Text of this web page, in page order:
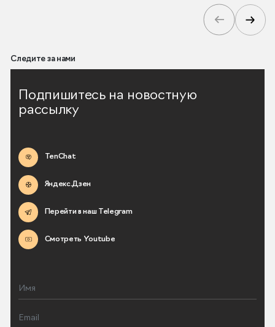
Следите за нами
Подпишитесь на новостную
рассылку
TenChat
Яндекс.Дзен
Перейти в наш Telegram
Смотреть Youtube